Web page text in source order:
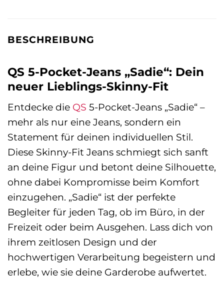
BESCHREIBUNG
QS 5-Pocket-Jeans „Sadie“: Dein
neuer Lieblings-Skinny-Fit
Entdecke die QS 5-Pocket-Jeans „Sadie“ –
mehr als nur eine Jeans, sondern ein
Statement für deinen individuellen Stil.
Diese Skinny-Fit Jeans schmiegt sich sanft
an deine Figur und betont deine Silhouette,
ohne dabei Kompromisse beim Komfort
einzugehen. „Sadie“ ist der perfekte
Begleiter für jeden Tag, ob im Büro, in der
Freizeit oder beim Ausgehen. Lass dich von
ihrem zeitlosen Design und der
hochwertigen Verarbeitung begeistern und
erlebe, wie sie deine Garderobe aufwertet.